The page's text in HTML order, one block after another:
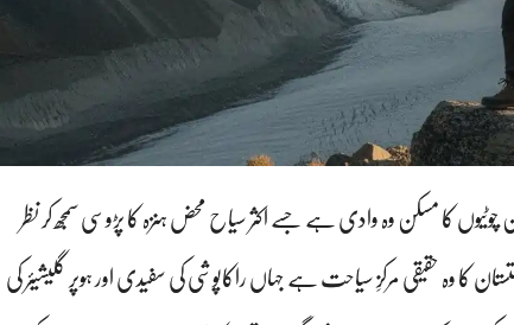
کا مسکن وہ وادی ہے جسے اکثر سیاح محض ہنزہ کا پڑوسی سمجھ کر نظر
کا وہ حقیقی مرکزِ سیاحت ہے جہاں راکاپوشی کی سفیدی اور ہوپر گلیشیئر کی